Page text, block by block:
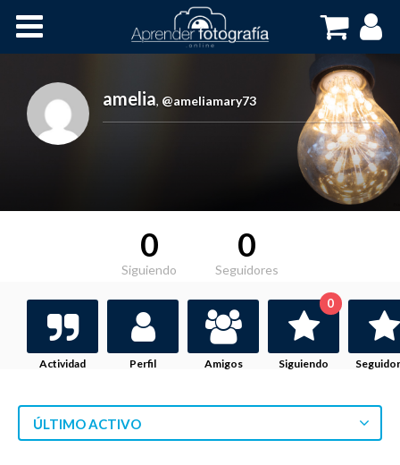
Cursos OnLine
amelia, @ameliamary73
0
Siguiendo
0
Seguidores
Actividad Perfil Amigos Siguiendo
0
ÚLTIMO ACTIVO